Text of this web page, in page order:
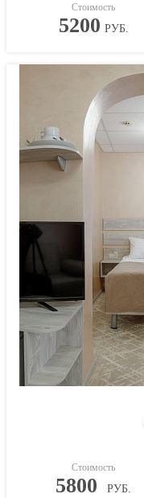
Стоимость
5200 РУБ.
Стоимость
5800 РУБ.